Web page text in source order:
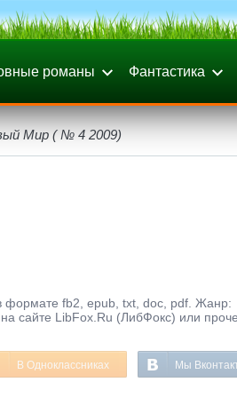
романы Фантастика
Мир ( № 4 2009)
fb2, epub, txt, doc, pdf. Жанр:
сайте LibFox.Ru (ЛибФокс) или
В Одноклассниках Мы